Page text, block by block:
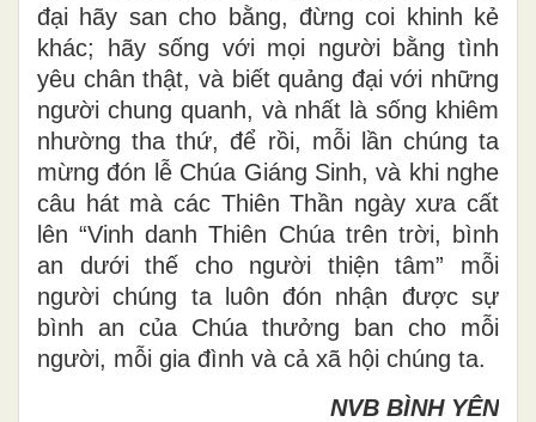
đại hãy san cho bằng, đừng coi khinh kẻ
khác; hãy sống với mọi người bằng tình
yêu chân thật, và biết quảng đại với những
người chung quanh, và nhất là sống khiêm
nhường tha thứ, để rồi, mỗi lần chúng ta
mừng đón lễ Chúa Giáng Sinh, và khi nghe
câu hát mà các Thiên Thần ngày xưa cất
lên “Vinh danh Thiên Chúa trên trời, bình
an dưới thế cho người thiện tâm” mỗi
người chúng ta luôn đón nhận được sự
bình an của Chúa thưởng ban cho mỗi
người, mỗi gia đình và cả xã hội chúng ta.
NVB BÌNH YÊN